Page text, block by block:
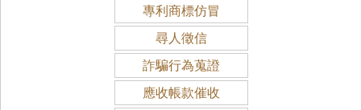
專利商標仿冒
尋人徵信
詐騙行為蒐證
應收帳款催收